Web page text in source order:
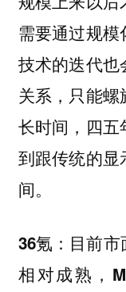
需要通过规
技术的迭代也
关系，只能
长时间，四五
到跟传统的显
间。
36氪：目前
相对成熟，